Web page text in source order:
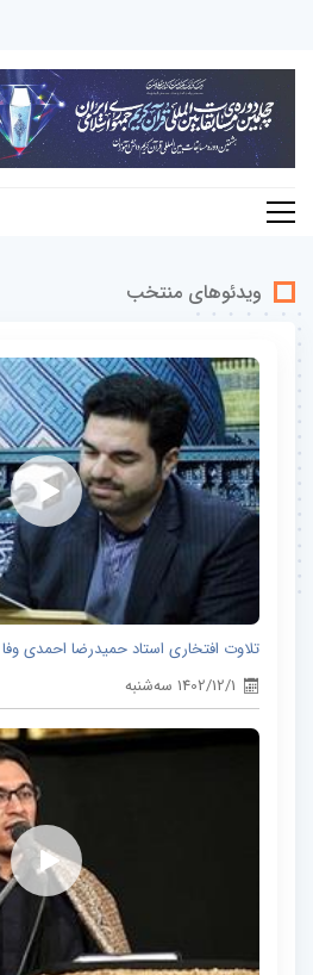
ویدئوهای منتخب
تلاوت افتخاری استاد حمیدرضا احمدی
1402/12/1 سه‌شنبه